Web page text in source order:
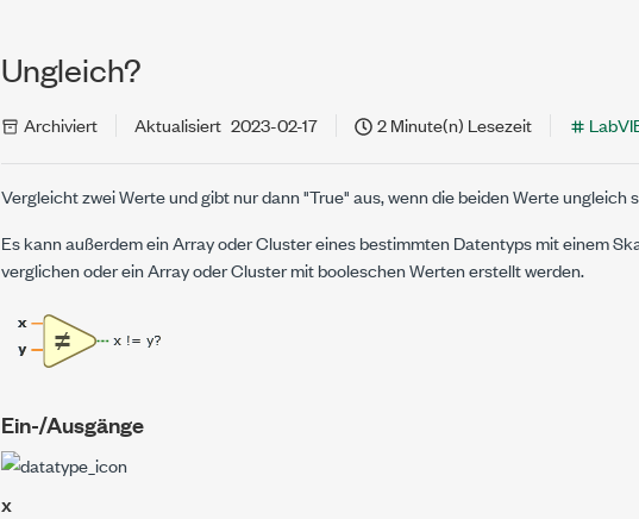
Ungleich?
Archiviert Aktualisiert 2023-02-17 2 Minute(n) Lesezeit
Vergleicht zwei Werte und gibt nur dann "True" aus, wenn die beiden Werte ungleich
Es kann außerdem ein Array oder Cluster eines bestimmten Datentyps mit einem
verglichen oder ein Array oder Cluster mit booleschen Werten erstellt werden.
Ein-/Ausgänge
x